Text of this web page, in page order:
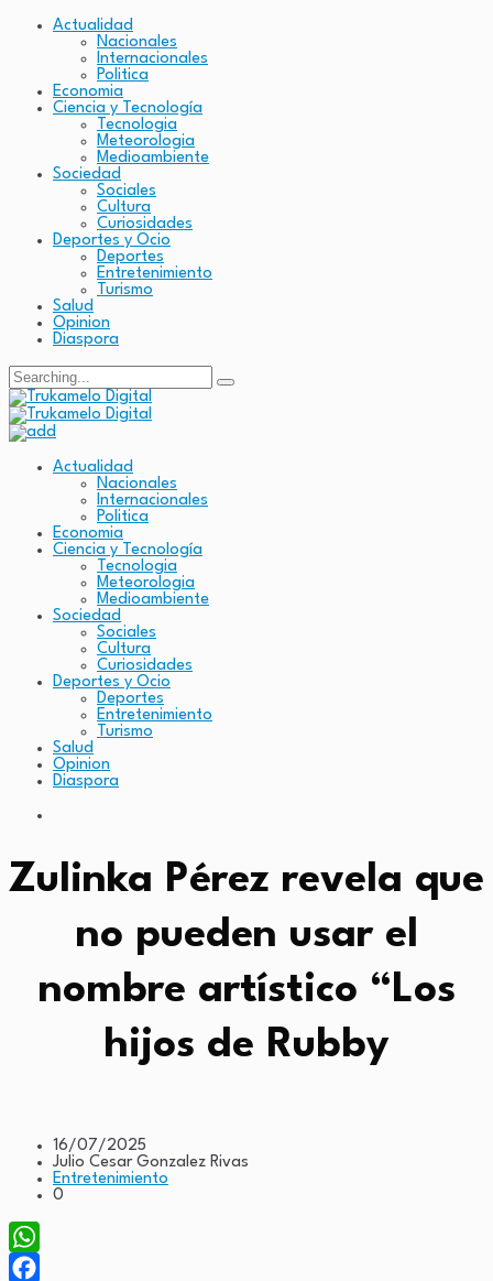
Actualidad
Nacionales
Internacionales
Politica
Economia
Ciencia y Tecnología
Tecnologia
Meteorologia
Medioambiente
Sociedad
Sociales
Cultura
Curiosidades
Deportes y Ocio
Deportes
Entretenimiento
Turismo
Salud
Opinion
Diaspora
Search
for:
Actualidad
Nacionales
Internacionales
Politica
Economia
Ciencia y Tecnología
Tecnologia
Meteorologia
Medioambiente
Sociedad
Sociales
Cultura
Curiosidades
Deportes y Ocio
Deportes
Entretenimiento
Turismo
Salud
Opinion
Diaspora
Zulinka Pérez revela que
no pueden usar el
nombre artístico “Los
hijos de Rubby
16/07/2025
Julio Cesar Gonzalez Rivas
Entretenimiento
0
WhatsApp